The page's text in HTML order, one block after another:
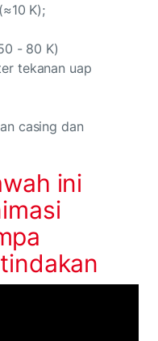
K);
- 80 K)
tekanan uap
casing dan
ini